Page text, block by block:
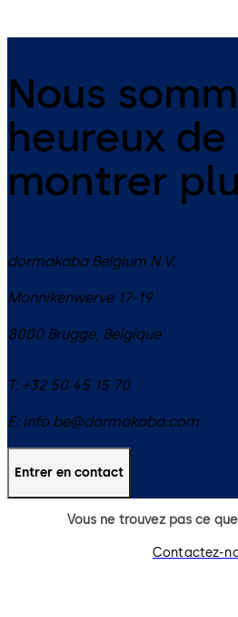
Nous
heureux de
montrer
dormakaba Belgium N.V.
Monnikenwerve 17-19
8000 Brugge, Belgique
T: +32 50 45 15 70
E: info.be@dormakaba.com
Entrer en contact
Vous ne trouvez pas ce
Contactez-